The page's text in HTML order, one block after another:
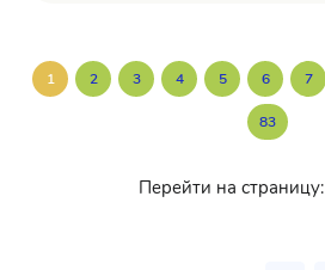
1 2 3 4 5 6 7
83
Перейти на страницу: